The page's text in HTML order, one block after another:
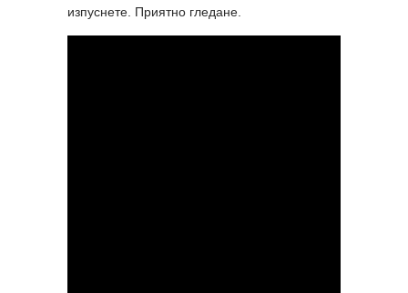
изпуснете. Приятно гледане.